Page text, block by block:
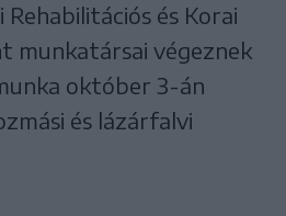
és Korai
munkatársai végeznek
október 3-án
és lázárfalvi